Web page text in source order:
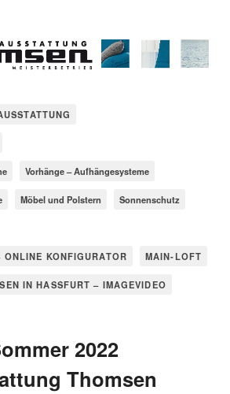
Vorhänge – Aufhängesysteme
Möbel und Polstern Sonnenschutz
ONLINE KONFIGURATOR MAIN-LOFT
IN HASSFURT – IMAGEVIDEO
2022
Thomsen